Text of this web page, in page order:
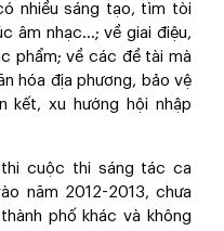
nhiều sáng tạo, tìm tòi
âm nhạc…; về giai điệu,
phẩm; về các đề tài mà
hóa địa phương, bảo vệ
kết, xu hướng hội nhập
cuộc thi sáng tác ca
năm 2012-2013, chưa
phố khác và không